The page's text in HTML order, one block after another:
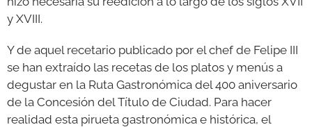
y XVIII.
Y de aquel recetario publicado por el chef de Felipe III
se han extraído las recetas de los platos y menús a
degustar en la Ruta Gastronómica del 400 aniversario
de la Concesión del Título de Ciudad. Para hacer
realidad esta pirueta gastronómica e histórica, el